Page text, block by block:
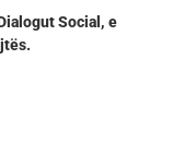
Social, e